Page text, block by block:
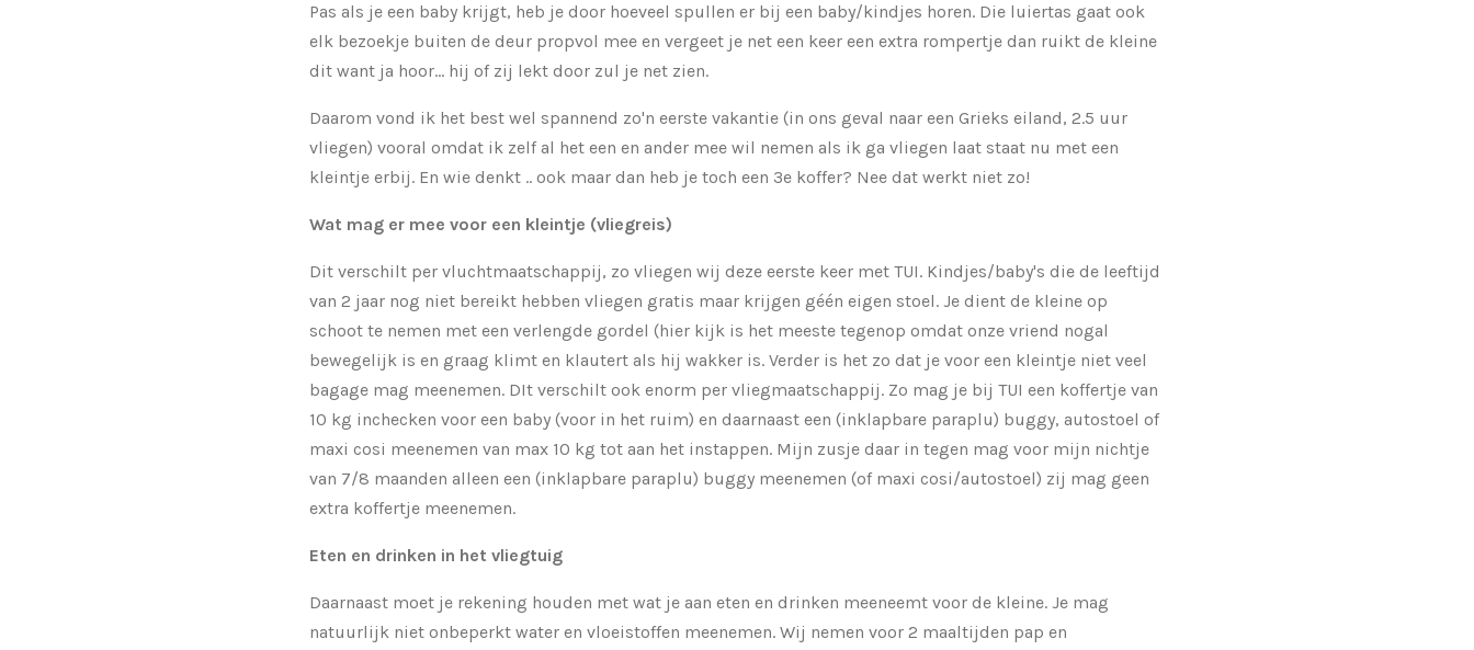
Pas als je een baby krijgt, heb je door hoeveel spullen er bij een baby/kindjes horen. Die luiertas gaat ook
elk bezoekje buiten de deur propvol mee en vergeet je net een keer een extra rompertje dan ruikt de kleine
dit want ja hoor... hij of zij lekt door zul je net zien.
Daarom vond ik het best wel spannend zo'n eerste vakantie (in ons geval naar een Grieks eiland, 2.5 uur
vliegen) vooral omdat ik zelf al het een en ander mee wil nemen als ik ga vliegen laat staat nu met een
kleintje erbij. En wie denkt .. ook maar dan heb je toch een 3e koffer? Nee dat werkt niet zo!
Wat mag er mee voor een kleintje (vliegreis)
Dit verschilt per vluchtmaatschappij, zo vliegen wij deze eerste keer met TUI. Kindjes/baby's die de leeftijd
van 2 jaar nog niet bereikt hebben vliegen gratis maar krijgen géén eigen stoel. Je dient de kleine op
schoot te nemen met een verlengde gordel (hier kijk is het meeste tegenop omdat onze vriend nogal
bewegelijk is en graag klimt en klautert als hij wakker is. Verder is het zo dat je voor een kleintje niet veel
bagage mag meenemen. DIt verschilt ook enorm per vliegmaatschappij. Zo mag je bij TUI een koffertje van
10 kg inchecken voor een baby (voor in het ruim) en daarnaast een (inklapbare paraplu) buggy, autostoel of
maxi cosi meenemen van max 10 kg tot aan het instappen. Mijn zusje daar in tegen mag voor mijn nichtje
van 7/8 maanden alleen een (inklapbare paraplu) buggy meenemen (of maxi cosi/autostoel) zij mag geen
extra koffertje meenemen.
Eten en drinken in het vliegtuig
Daarnaast moet je rekening houden met wat je aan eten en drinken meeneemt voor de kleine. Je mag
natuurlijk niet onbeperkt water en vloeistoffen meenemen. Wij nemen voor 2 maaltijden pap en